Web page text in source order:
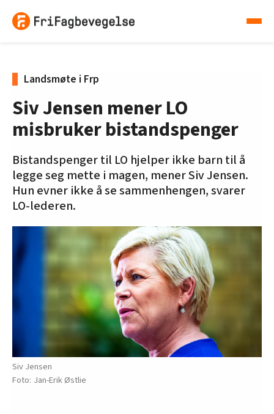
Landsmøte i Frp
Siv Jensen mener LO
misbruker bistandspenger
Bistandspenger til LO hjelper ikke barn til å
legge seg mette i magen, mener Siv Jensen.
Hun evner ikke å se sammenhengen, svarer
LO-lederen.
Siv Jensen
Jan-Erik Østlie